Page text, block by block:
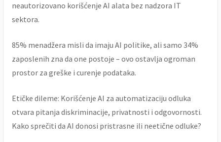
neautorizovano korišćenje AI alata bez nadzora IT
sektora.
85% menadžera misli da imaju AI politike, ali samo 34%
zaposlenih zna da one postoje – ovo ostavlja ogroman
prostor za greške i curenje podataka.
Etičke dileme: Korišćenje AI za automatizaciju odluka
otvara pitanja diskriminacije, privatnosti i odgovornosti.
Kako sprečiti da AI donosi pristrasne ili neetične odluke?